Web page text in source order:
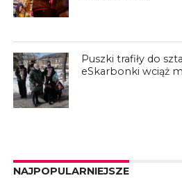
Puszki trafiły do
eSkarbonki wciąż
NAJPOPULARNIEJSZE